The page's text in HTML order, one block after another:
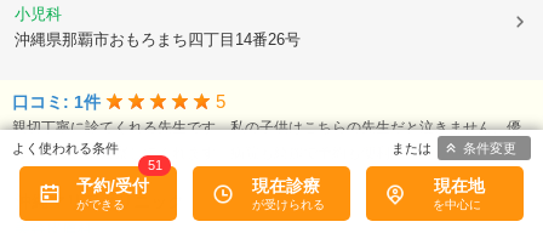
小児科
沖縄県那覇市おもろまち四丁目14番26号
口コミ: 1件 5
親切丁寧に診てくれる先生です。私の子供はこちらの先生だと泣きません、優
しくつぶさに観察してくれます。病院も綺麗で予約も便利。続きを読む
沖縄マリアクリニック
予約/受付
51
現在診療 現在地
条件変更